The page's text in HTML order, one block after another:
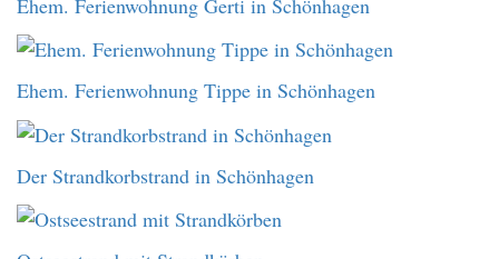
Ehem. Ferienwohnung Tippe in Schönhagen
Der Strandkorbstrand in Schönhagen